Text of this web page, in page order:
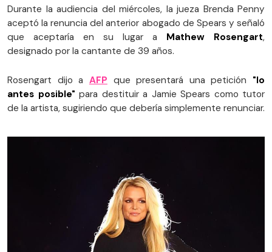
Durante la audiencia del miércoles, la jueza Brenda Penny
aceptó la renuncia del anterior abogado de Spears y señaló
que aceptaría en su lugar a Mathew Rosengart,
designado por la cantante de 39 años.
Rosengart dijo a AFP que presentará una petición "lo
antes posible" para destituir a Jamie Spears como tutor
de la artista, sugiriendo que debería simplemente renunciar.